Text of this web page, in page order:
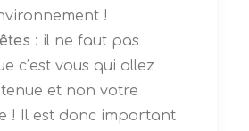
!
: il ne faut pas
c’est vous qui allez
et non votre
! Il est donc important